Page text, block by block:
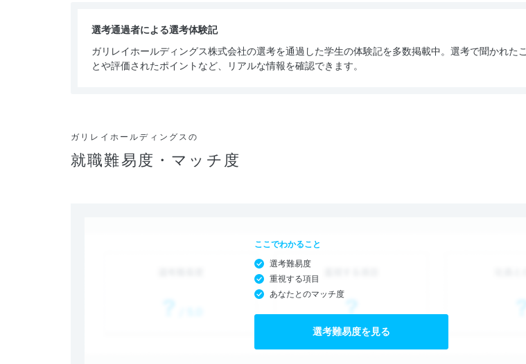
選考通過者による選考体験記
ガリレイホールディングス株式会社の選考を通過した学生の体験記を多数掲載中。選考で聞かれたこ
とや評価されたポイントなど、リアルな情報を確認できます。
ガリレイホールディングスの
就職難易度・マッチ度
ここでわかること
選考難易度
重視する項目
あなたとのマッチ度
選考難易度を見る